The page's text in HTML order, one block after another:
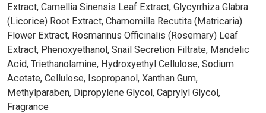
Extract, Camellia Sinensis Leaf Extract, Glycyrrhiza Glabra
(Licorice) Root Extract, Chamomilla Recutita (Matricaria)
Flower Extract, Rosmarinus Officinalis (Rosemary) Leaf
Extract, Phenoxyethanol, Snail Secretion Filtrate, Mandelic
Acid, Triethanolamine, Hydroxyethyl Cellulose, Sodium
Acetate, Cellulose, Isopropanol, Xanthan Gum,
Methylparaben, Dipropylene Glycol, Caprylyl Glycol,
Fragrance